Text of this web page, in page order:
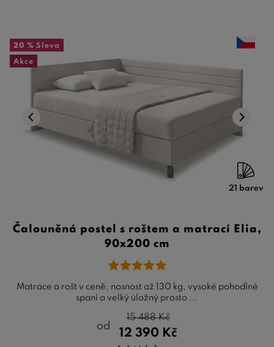
20 % Sleva
Akce
21 barev
Čalouněná postel s roštem a matrací Elia,
90x200 cm
Matrace a rošt v ceně, nosnost až 130 kg, vysoké pohodlné
spaní a velký úložný prosto ...
od
12 390 Kč
15 488Kč